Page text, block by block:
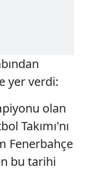
yer verdi:
olan
Takımı'nı
Fenerbahçe
bu tarihi